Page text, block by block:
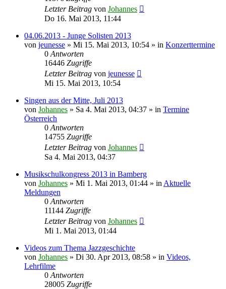
Letzter Beitrag von Johannes
Do 16. Mai 2013, 11:44
04.06.2013 - Junge Solisten 2013
von jeunesse » Mi 15. Mai 2013, 10:54 » in Konzerttermine
0 Antworten
16446 Zugriffe
Letzter Beitrag von jeunesse
Mi 15. Mai 2013, 10:54
Singen aus der Mitte, Juli 2013
von Johannes » Sa 4. Mai 2013, 04:37 » in Termine
Österreich
0 Antworten
14755 Zugriffe
Letzter Beitrag von Johannes
Sa 4. Mai 2013, 04:37
Musikschulkongress 2013 in Bamberg
von Johannes » Mi 1. Mai 2013, 01:44 » in Aktuelle
Meldungen
0 Antworten
11144 Zugriffe
Letzter Beitrag von Johannes
Mi 1. Mai 2013, 01:44
Videos zum Thema Jazzgeschichte
von Johannes » Di 30. Apr 2013, 08:58 » in Videos,
Lehrfilme
0 Antworten
28005 Zugriffe